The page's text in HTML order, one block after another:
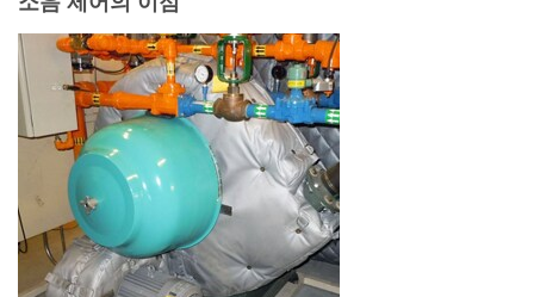
소음성 난청(NIHL) 위험 감소 및 직원 간 건강 영향 감
소
소음 제어 노력의 결과로 직원 소음 노출이 85dBA의 관
리 수준(AL) 미만으로 감소할 때, 청력 보존 프로그램
(HCP)을 구현하는 데 소요되는 비용과 시간을 제거하
거나 줄임
청력 보호 장치(HPD)에 대한 전반적인 의존도 감소
적합한 청력 보호 장치에 대한 더 많은 옵션을 활성화함
음성을 방해하는 배경 소음이 적기 때문에, 대면 및 무
선 통신 개선에 도움이 됨